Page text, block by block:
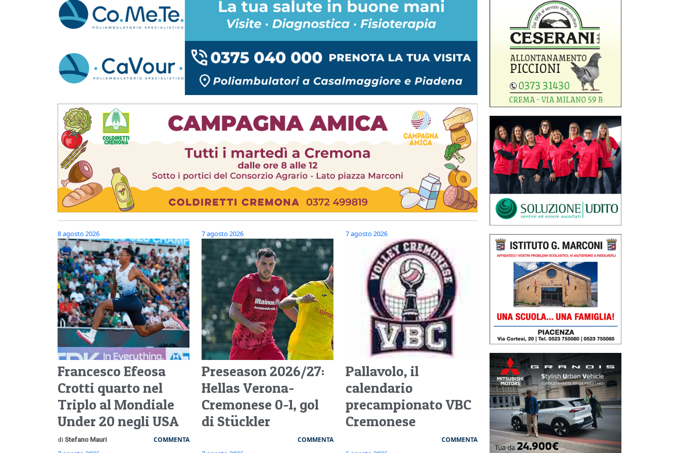
8 agosto 2026
Francesco Efeosa
Crotti quarto nel
Triplo al Mondiale
Under 20 negli USA
di Stefano Mauri COMMENTA
7 agosto 2026
Preseason 2026/27:
Hellas Verona-
Cremonese 0-1, gol
di Stückler
COMMENTA
7 agosto 2026
Pallavolo, il
calendario
precampionato VBC
Cremonese
COMMENTA